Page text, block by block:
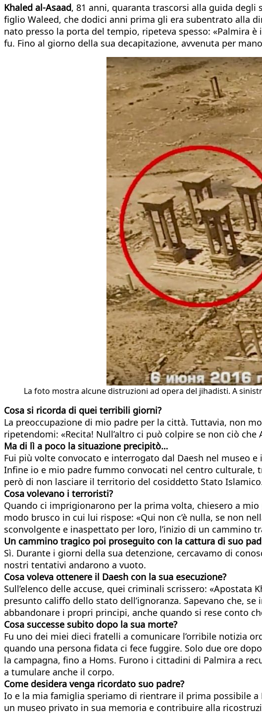
Khaled al-Asaad, 81 anni, quaranta trascorsi alla guida
figlio Waleed, che dodici anni prima gli era subentrato alla
nato presso la porta del tempio, ripeteva spesso: «Palmira
fu. Fino al giorno della sua decapitazione, avvenuta per
La foto mostra alcune distruzioni ad opera del jihadisti. A
Cosa si ricorda di quei terribili giorni?
La preoccupazione di mio padre per la città. Tuttavia, non
ripetendomi: «Recita! Null’altro ci può colpire se non ciò
Ma di lì a poco la situazione precipitò…
Fui più volte convocato e interrogato dal Daesh nel museo
Infine io e mio padre fummo convocati nel centro culturale,
però di non lasciare il territorio del cosiddetto Stato
Cosa volevano i terroristi?
Quando ci imprigionarono per la prima volta, chiesero a
modo brusco in cui lui rispose: «Qui non c’è nulla, se non
sconvolgente e inaspettato per loro, l’inizio di un cammino
Un cammino tragico poi proseguito con la cattura di suo
Sì. Durante i giorni della sua detenzione, cercavamo di
nostri tentativi andarono a vuoto.
Cosa voleva ottenere il Daesh con la sua esecuzione?
Sull’elenco delle accuse, quei criminali scrissero:
presunto califfo dello stato dell’ignoranza. Sapevano che,
abbandonare i propri principi, anche quando si rese conto
Cosa successe subito dopo la sua morte?
Fu uno dei miei dieci fratelli a comunicare l’orribile notizia
quando una persona fidata ci fece fuggire. Solo due ore
la campagna, fino a Homs. Furono i cittadini di Palmira a
a tumulare anche il corpo.
Come desidera venga ricordato suo padre?
Io e la mia famiglia speriamo di rientrare il prima possibile
un museo privato in sua memoria e contribuire alla